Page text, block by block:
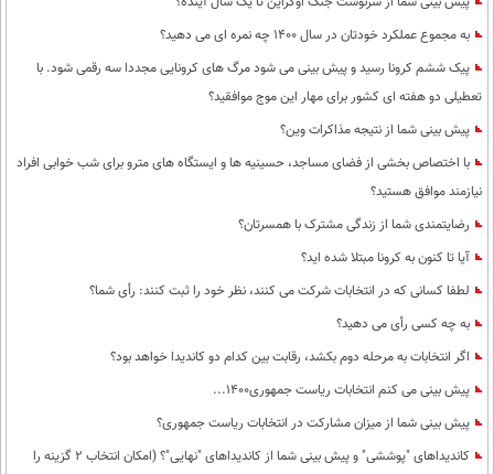
به مجموع عملکرد خودتان در سال 1400 چه نمره ای می دهید؟
پیک ششم کرونا رسید و پیش بینی می شود مرگ های کرونایی مجددا سه رقمی شود. با
تعطیلی دو هفته ای کشور برای مهار این موج موافقید؟
پیش بینی شما از نتیجه مذاکرات وین؟
با اختصاص بخشی از فضای مساجد، حسینیه ها و ایستگاه های مترو برای شب خوابی افراد
نیازمند موافق هستید؟
رضایتمندی شما از زندگی مشترک با همسرتان؟
آیا تا کنون به کرونا مبتلا شده اید؟
لطفا کسانی که در انتخابات شرکت می کنند، نظر خود را ثبت کنند: رأی شما؟
به چه کسی رأی می دهید؟
اگر انتخابات به مرحله دوم بکشد، رقابت بین کدام دو کاندیدا خواهد بود؟
پیش بینی می کنم انتخابات ریاست جمهوری1400...
پیش بینی شما از میزان مشارکت در انتخابات ریاست جمهوری؟
کاندیداهای "پوششی" و پیش بینی شما از کاندیداهای "نهایی"؟ (امکان انتخاب 2 گزینه را